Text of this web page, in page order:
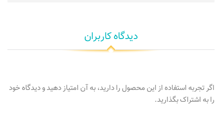
دیدگاه کاربران
اگر تجربه استفاده از این محصول را دارید، به آن امتیاز دهید و دیدگاه خود
را به اشتراک بگذارید.